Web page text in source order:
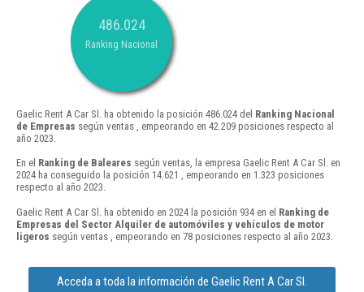
486.024
Ranking Nacional
Gaelic Rent A Car Sl. ha obtenido la posición 486.024 del Ranking Nacional
de Empresas según ventas , empeorando en 42.209 posiciones respecto al
año 2023.
En el Ranking de Baleares según ventas, la empresa Gaelic Rent A Car Sl. en
2024 ha conseguido la posición 14.621 , empeorando en 1.323 posiciones
respecto al año 2023.
Gaelic Rent A Car Sl. ha obtenido en 2024 la posición 934 en el Ranking de
Empresas del Sector Alquiler de automóviles y vehículos de motor
ligeros según ventas , empeorando en 78 posiciones respecto al año 2023.
Acceda a toda la información de Gaelic Rent A Car Sl.